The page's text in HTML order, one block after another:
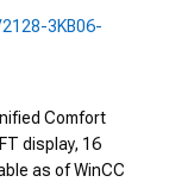
3KB06-
Comfort
display, 16
as of WinCC